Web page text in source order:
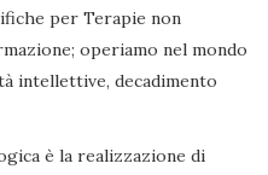
per Terapie non
operiamo nel mondo
intellettive, decadimento
è la realizzazione di